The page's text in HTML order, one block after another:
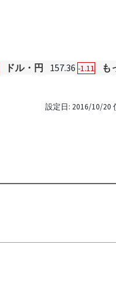
ドル・円 157.36 -1.11
も
設定日: 2016/10/20